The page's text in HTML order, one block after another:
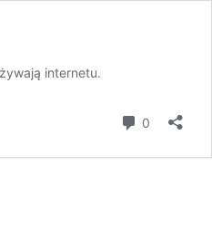
internetu.
0